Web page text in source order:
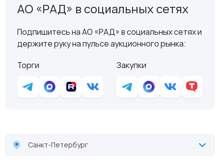
АО «РАД» в социальных сетях
Подпишитесь на АО «РАД» в социальных сетях и
держите руку на пульсе аукционного рынка:
Торги
Закупки
Санкт-Петербург